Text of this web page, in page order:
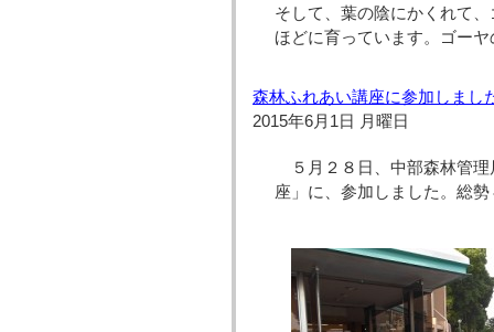
そして、葉の陰にかくれて
ほどに育っています。ゴー
森林ふれあい講座に参加しまし
2015年6月1日 月曜日
５月２８日、中部森林管
座」に、参加しました。総